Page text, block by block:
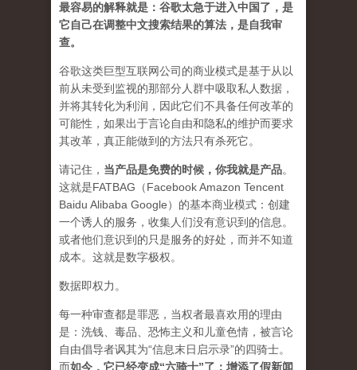
最容易的解释就是：谷歌太急于进入中国了，是
它自己在调整中文搜索结果的算法，是自我审
查。
谷歌这类巨型互联网公司的商业模式是基于从以
前从未受到监视的那部分人群中吸取私人数据，
并将其转化为利润，因此它们不具备任何改革的
可能性，如果出于言论自由和隐私的维护而要求
其改革，真正能做到的方法只有杀死它。
请记住， 当产品是免费的时候，你我就是产品。
这就是FATBAG（Facebook Amazon Tencent
Baidu Alibaba Google）的基本商业模式：创建
一个诱人的服务，收集人们没有意识到的信息。
或者他们意识到的只是服务的好处，而并不知道
成本。这就是数字极权。
数据即权力。
每一种审查都是罪恶，当权者最喜欢用的理由
是：洗钱、毒品、恐怖主义和儿童色情，被言论
自由倡导者讽其为“信息末日启示录”的四骑士。
而如今，它已经变成“六骑士”了：增添了假新闻